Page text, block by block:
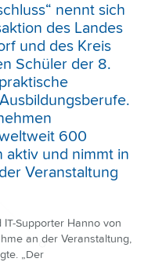
nennt sich
des Landes
und des Kreis
Schüler der 8.
600
aktiv und nimmt in
Veranstaltung
Supporter Hanno von
an der Veranstaltung,
„Der